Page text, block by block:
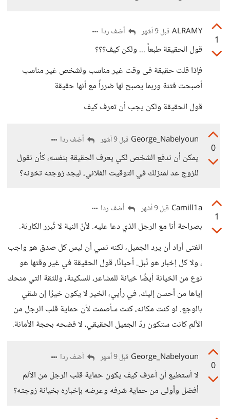
1
ALRAMY قبل 9 أشهر أضف ردا
قول الحقيقة طبعاً ... ولكن كيف؟؟؟
فإذا قلت حقيقة فى وقت غير مناسب ولشخص غير مناسب
أصبحت فتنة وربما يصبح لها ضرراً مع أنها حقيقة
قول الحقيقة ولكن يجب أن تعرف كيف
0
George_Nabelyoun قبل 9 أشهر أضف ردا
يمكن أن ندفع الشخص لكي يعرف الحقيقة بنفسه، كأن نقول
للزوج عد لمنزلك في التوقيت الفلاني، ليجد زوجته تخونه؟
1
Camill1a قبل 9 أشهر أضف ردا
بصراحة أنا مع الرجل الذي دعا عليه. لأنّ النية لا تُبرر الكارثة.
الفتى أراد أن يرد الجميل، لكنه نسي أن ليس كل صدق هو واجب
، ولا كل إخبار هو نُبل. أحيانًا، قول الحقيقة في غير وقتها هو
نوع من الخيانة أيضًا خيانة للمشاعر، للسكينة، وللثقة التي منحك
إياها من أحسن إليك. في رأيي، الخير لا يكون خيرًا إن سُقي
بالوجع. لو كنت مكانه، كنت سأصمت لأن حماية قلب الرجل من
الألم كانت ستكون ردّ الجميل الحقيقي، لا فضحه بحجة الأمانة.
0
George_Nabelyoun قبل 9 أشهر أضف ردا
لا أستطيع أن أعرف كيف يكون حماية قلب الرجل من الألم
أفضل وأولى من حماية شرفه وعرضه بإخباره بخيانة زوجته؟